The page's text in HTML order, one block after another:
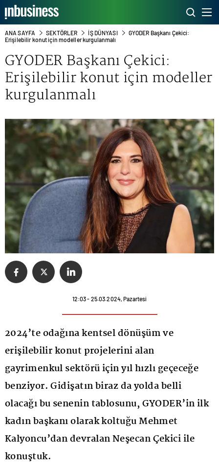
ANA SAYFA SEKTÖRLER İŞ DÜNYASI
GYODER Başkanı Çekici:
Erişilebilir konut için modeller kurgulanmalı
GYODER Başkanı Çekici:
Erişilebilir konut için modeller
kurgulanmalı
12:03 - 25.03.2024, Pazartesi
2024’te odağına kentsel dönüşüm ve
erişilebilir konut projelerini alan
gayrimenkul sektörü için yıl hızlı geçeceğe
benziyor. Gidişatın biraz da yolda belli
olacağı bu senenin tablosunu, GYODER’in ilk
kadın başkanı olarak koltuğu Mehmet
Kalyoncu’dan devralan Neşecan Çekici ile
konuştuk.